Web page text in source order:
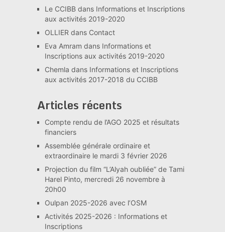
Le CCIBBdans Informations et Inscriptions
aux activités 2019-2020
OLLIER dans Contact
Eva Amram dans Informations et
Inscriptions aux activités 2019-2020
Chemla dans Informations et Inscriptions
aux activités 2017-2018 du CCIBB
Articles récents
Compte rendu de l’AGO 2025 et résultats
financiers
Assemblée générale ordinaire et
extraordinaire le mardi 3 février 2026
Projection du film “L’Alyah oubliée” de Tami
Harel Pinto, mercredi 26 novembre à
20h00
Oulpan 2025-2026 avec l’OSM
Activités 2025-2026 : Informations et
Inscriptions